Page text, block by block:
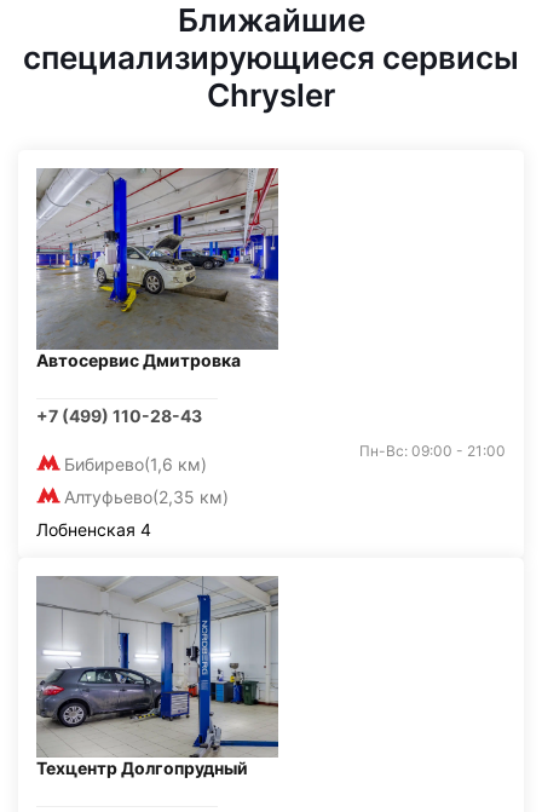
Ближайшие
специализирующиеся сервисы
Chrysler
Автосервис Дмитровка
+7 (499) 110-28-43
Бибирево(1,6 км)
Алтуфьево(2,35 км)
Пн-Вс: 09:00 - 21:00
Лобненская 4
Техцентр Долгопрудный